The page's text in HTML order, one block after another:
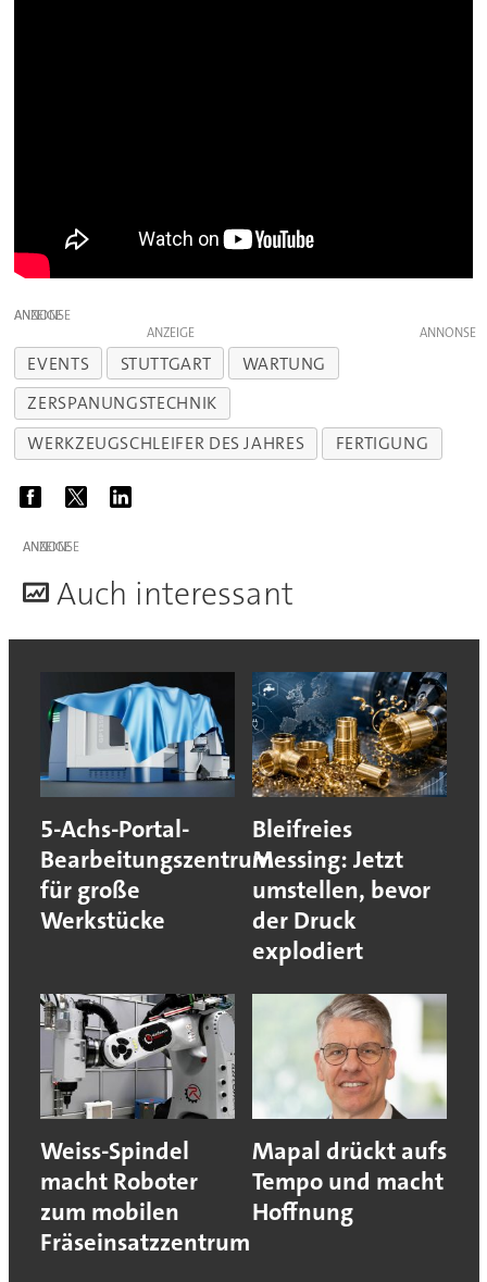
ANZEIGE
ANZEIGE
EVENTS STUTTGART
WARTUNG
ZERSPANUNGSTECHNIK
WERKZEUGSCHLEIFER DES JAHRES
FERTIGUNG
ANZEIGE
Auch interessant
5-Achs-Portal-
Bearbeitungszentrum
für große
Werkstücke
Bleifreies
Messing: Jetzt
umstellen, bevor
der Druck
explodiert
Weiss-Spindel
macht Roboter
zum mobilen
Fräseinsatzzentrum
Mapal drückt aufs
Tempo und macht
Hoffnung